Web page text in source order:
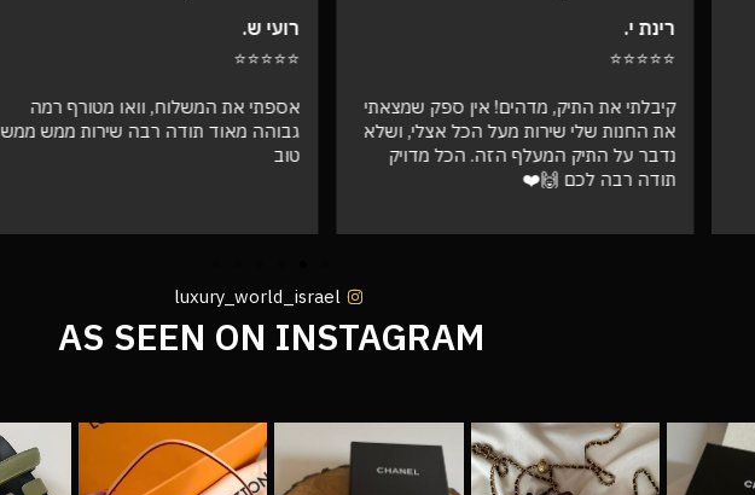
שמצאתי
ושלא
⭐⭐⭐⭐⭐
אספתי את המשלוח, וואו מטורף רמה
גבוהה מאוד תודה רבה שירות ממש ממש
טוב
דורית י.
⭐⭐⭐⭐⭐
היי אהובים קיבלתי את ההזמנה !!!
לא רגילה להזמין חיקויים וזה
טובההההה והמשלוח הגיע מהר
luxury_world_israel
AS SEEN ON INSTAGRAM